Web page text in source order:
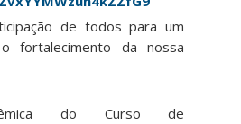
de todos para um
fortalecimento da nossa
do Curso de